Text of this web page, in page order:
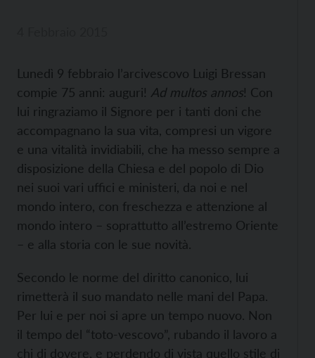
Lunedì 9 febbraio l’arcivescovo Luigi Bressan
compie 75 anni: auguri! Ad multos annos! Con
lui ringraziamo il Signore per i tanti doni che
accompagnano la sua vita, compresi un vigore
e una vitalità invidiabili, che ha messo sempre a
disposizione della Chiesa e del popolo di Dio
nei suoi vari uffici e ministeri, da noi e nel
mondo intero, con freschezza e attenzione al
mondo intero – soprattutto all’estremo Oriente
– e alla storia con le sue novità.
Secondo le norme del diritto canonico, lui
rimetterà il suo mandato nelle mani del Papa.
Per lui e per noi si apre un tempo nuovo. Non
il tempo del “toto-vescovo”, rubando il lavoro a
chi di dovere, e perdendo di vista quello stile di